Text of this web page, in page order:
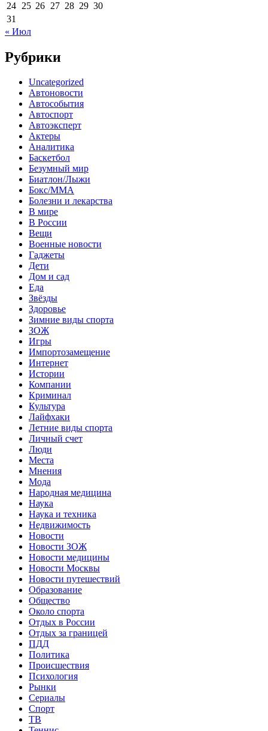
24 25 26 27 28 29 30
31
« Июл
Рубрики
Uncategorized
Автоновости
Автособытия
Автоспорт
Автоэксперт
Актеры
Аналитика
Баскетбол
Безумный мир
Биатлон/Лыжи
Бокс/MMA
Болезни и лекарства
В мире
В России
Вещи
Военные новости
Гаджеты
Дети
Дом и сад
Еда
Звёзды
Здоровье
Зимние виды спорта
ЗОЖ
Игры
Импортозамещение
Интернет
Истории
Компании
Криминал
Культура
Лайфхаки
Летние виды спорта
Личный счет
Люди
Места
Мнения
Мода
Народная медицина
Наука
Наука и техника
Недвижимость
Новости
Новости ЗОЖ
Новости медицины
Новости Москвы
Новости путешествий
Образование
Общество
Около спорта
Отдых в России
Отдых за границей
ПДД
Политика
Происшествия
Психология
Рынки
Сериалы
Спорт
ТВ